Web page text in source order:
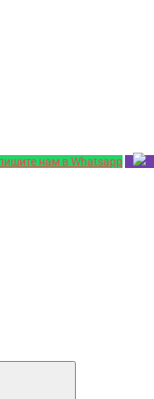
нам в Whatsapp